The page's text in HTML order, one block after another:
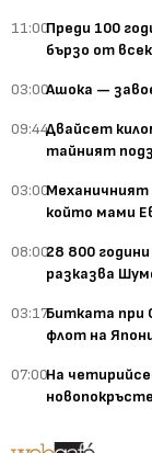
11:00Преди 100
бързо от
03:00Ашока —
09:44Двайсет
тайният
03:00Механичният
който мами
08:0028 800
разказва
03:17Битката при
флот на
07:00На